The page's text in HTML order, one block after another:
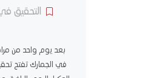
التحقيق
بعد يوم واحد من
في الجمارك تفتح